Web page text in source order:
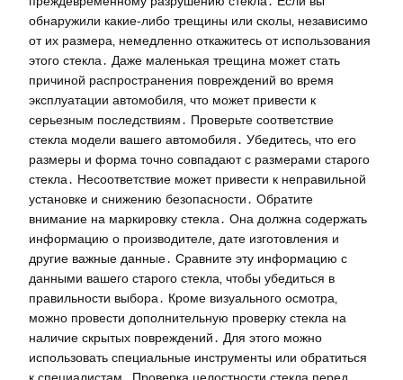
обнаружили какие-либо трещины или сколы‚ независимо
от их размера‚ немедленно откажитесь от использования
этого стекла․ Даже маленькая трещина может стать
причиной распространения повреждений во время
эксплуатации автомобиля‚ что может привести к
серьезным последствиям․ Проверьте соответствие
стекла модели вашего автомобиля․ Убедитесь‚ что его
размеры и форма точно совпадают с размерами старого
стекла․ Несоответствие может привести к неправильной
установке и снижению безопасности․ Обратите
внимание на маркировку стекла․ Она должна содержать
информацию о производителе‚ дате изготовления и
другие важные данные․ Сравните эту информацию с
данными вашего старого стекла‚ чтобы убедиться в
правильности выбора․ Кроме визуального осмотра‚
можно провести дополнительную проверку стекла на
наличие скрытых повреждений․ Для этого можно
использовать специальные инструменты или обратиться
к специалистам․ Проверка целостности стекла перед